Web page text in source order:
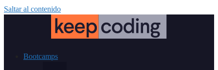
Saltar al contenido
Bootcamps